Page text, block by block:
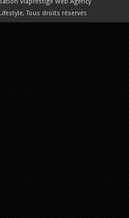
Viaprestige Web Agency
Tous droits réservés